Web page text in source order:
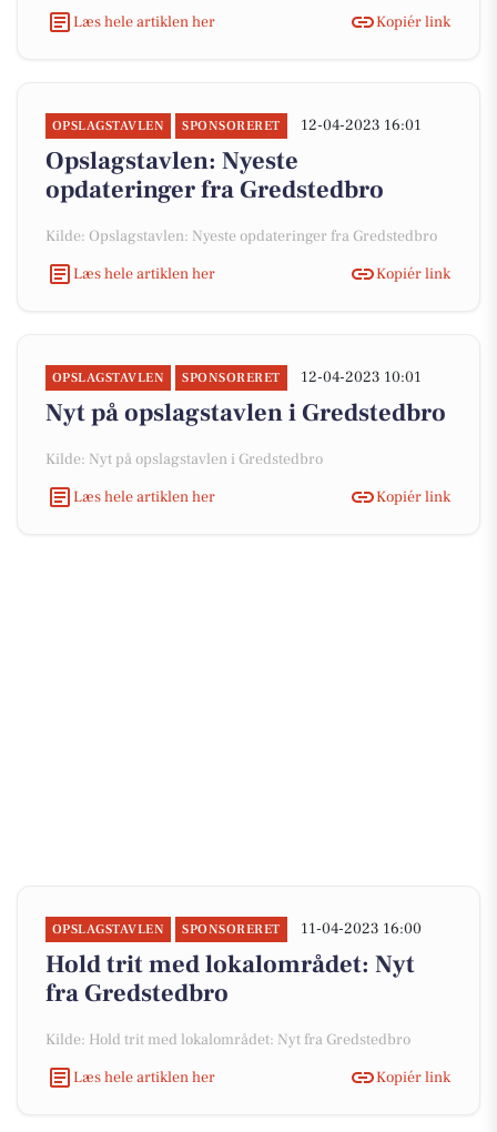
Læs hele artiklen her
Kopiér link
OPSLAGSTAVLEN SPONSORERET 12-04-2023 16:01
Opslagstavlen: Nyeste
opdateringer fra Gredstedbro
Kilde: Opslagstavlen: Nyeste opdateringer fra Gredstedbro
Læs hele artiklen her
Kopiér link
OPSLAGSTAVLEN SPONSORERET 12-04-2023 10:01
Nyt på opslagstavlen i Gredstedbro
Kilde: Nyt på opslagstavlen i Gredstedbro
Læs hele artiklen her
Kopiér link
OPSLAGSTAVLEN SPONSORERET 11-04-2023 16:00
Hold trit med lokalområdet: Nyt
fra Gredstedbro
Kilde: Hold trit med lokalområdet: Nyt fra Gredstedbro
Læs hele artiklen her
Kopiér link